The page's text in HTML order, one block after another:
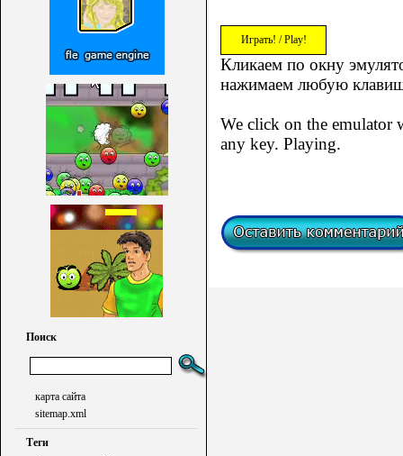
Поиск
карта сайта
sitemap.xml
Теги
Играть! / Play!
Кликаем по окну
нажимаем любую
We click on the emulator
any key. Playing.